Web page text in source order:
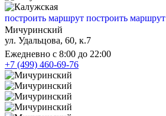
построить маршрут построить маршрут
Мичуринский
ул. Удальцова, 60, к.7
Ежедневно с 8:00 до 22:00
+7 (499) 460-69-76